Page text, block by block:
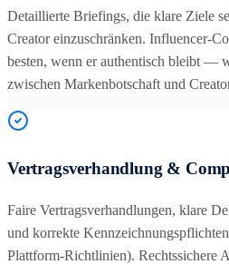
Detaillierte Briefings, die klare Ziele
Creator einzuschränken. Influencer-
besten, wenn er authentisch bleibt —
zwischen Markenbotschaft und
Vertragsverhandlung &
Faire Vertragsverhandlungen, klare
und korrekte
Plattform-Richtlinien). Rechtssichere